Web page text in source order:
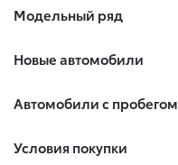
Модельный ряд
Новые автомобили
Автомобили с пробегом
Условия покупки